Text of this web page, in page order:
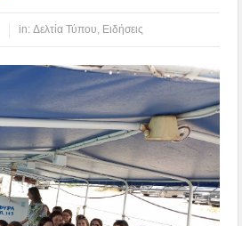
in:Δελτία Τύπου Ειδήσεις